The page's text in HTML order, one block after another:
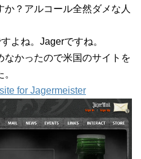
？アルコール全然ダメな人
よね。Jagerですね。
なかったので米国のサイトを
for Jagermeister